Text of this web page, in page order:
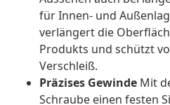
für Innen- und
verlängert die
Produkts und schützt
Verschleiß.
Präzises Gewinde Mit
Schraube einen festen